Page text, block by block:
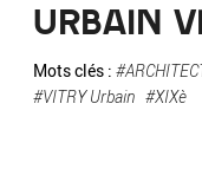
TYPE DE RESSOURCES
MATÉRIAUX
URBAIN
Mots clés :
#VITRY Urbain #XIXè